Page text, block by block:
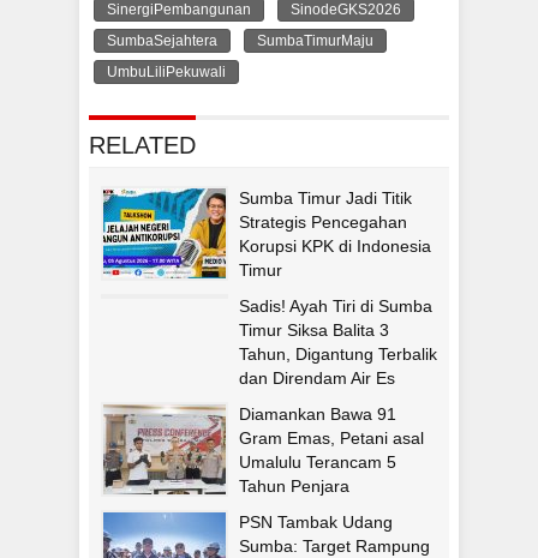
SinergiPembangunan
SinodeGKS2026
SumbaSejahtera
SumbaTimurMaju
UmbuLiliPekuwali
RELATED
Sumba Timur Jadi Titik
Strategis Pencegahan
Korupsi KPK di Indonesia
Timur
Sadis! Ayah Tiri di Sumba
Timur Siksa Balita 3
Tahun, Digantung Terbalik
dan Direndam Air Es
Diamankan Bawa 91
Gram Emas, Petani asal
Umalulu Terancam 5
Tahun Penjara
PSN Tambak Udang
Sumba: Target Rampung